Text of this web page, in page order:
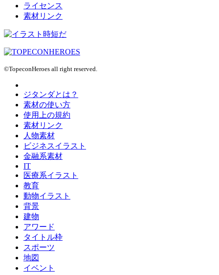
ライセンス
素材リンク
©TopeconHeroes all right reserved.
ジタンダとは？
素材の使い方
使用上の規約
素材リンク
人物素材
ビジネスイラスト
金融系素材
IT
医療系イラスト
教育
動物イラスト
背景
建物
アワード
タイトル枠
スポーツ
地図
イベント